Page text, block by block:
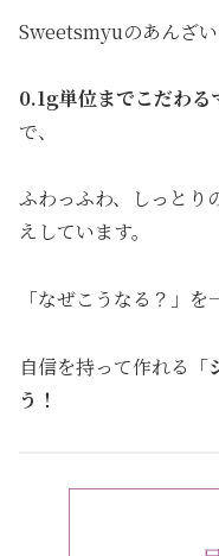
Sweetsmyuのあんざい
0.1g単位までこだわる
で、
ふわっふわ、しっとり
えしています。
「なぜこうなる？」を
自信を持って作れる
う！